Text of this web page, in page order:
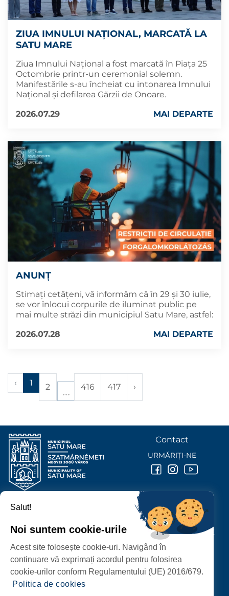
ZIUA IMNULUI NAŢIONAL, MARCATĂ LA
SATU MARE
Ziua Imnului Naţional a fost marcată în Piața 25
Octombrie printr-un ceremonial solemn.
Manifestările s-au încheiat cu intonarea Imnului
Național și defilarea Gărzii de Onoare.
2026.07.29
MAI DEPARTE
ANUNȚ
Stimați cetățeni, vă informăm că în 29 și 30 iulie,
se vor înlocui corpurile de iluminat public pe
mai multe străzi din municipiul Satu Mare, astfel:
2026.07.28
MAI DEPARTE
‹ 1 2 416 417 ›
PROTECȚIA DATELOR PERSONALE
PRIMĂRIA MUNICIPIULUI
P-ȚA 25 OCTOMBRIE, NR. 1 CORP M, 440026 SATU MARE
Contact
URMĂRIȚI-NE
Salut!
Noi suntem cookie-urile
Acest site folosește cookie-uri. Navigând în
continuare vă exprimați acordul pentru folosirea
cookie-urilor conform Regulamentului (UE) 2016/679.
Politica de cookies